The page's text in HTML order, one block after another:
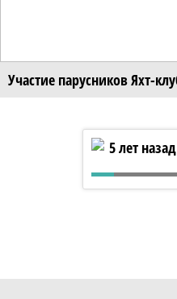
Участие парусников Яхт-
5 лет